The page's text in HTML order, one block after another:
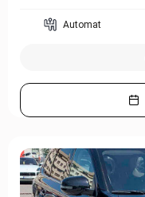
Automat